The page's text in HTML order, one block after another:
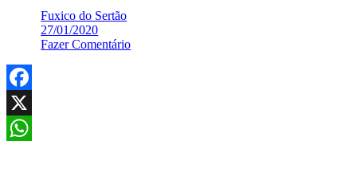
Fuxico do Sertão
27/01/2020
Fazer Comentário
Facebook
X